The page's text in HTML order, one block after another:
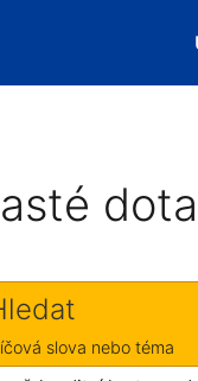
slova nebo téma